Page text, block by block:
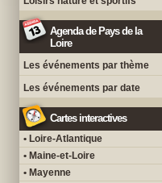
Agenda de Pays de la
Loire
Les événements par thème
Les événements par date
Cartes interactives
• Loire-Atlantique
• Maine-et-Loire
• Mayenne